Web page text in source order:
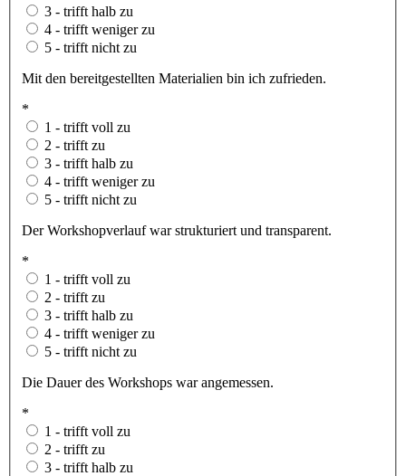
3 - trifft halb zu
4 - trifft weniger zu
5 - trifft nicht zu
Mit den bereitgestellten Materialien bin ich zufrieden.
*
1 - trifft voll zu
2 - trifft zu
3 - trifft halb zu
4 - trifft weniger zu
5 - trifft nicht zu
Der Workshopverlauf war strukturiert und transparent.
*
1 - trifft voll zu
2 - trifft zu
3 - trifft halb zu
4 - trifft weniger zu
5 - trifft nicht zu
Die Dauer des Workshops war angemessen.
*
1 - trifft voll zu
2 - trifft zu
3 - trifft halb zu